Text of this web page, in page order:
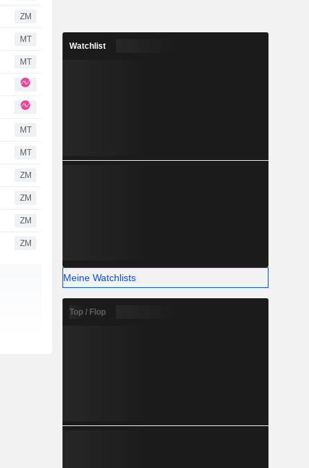
ZM
MT
MT
MT
MT
ZM
ZM
ZM
ZM
Watchlist
Meine Watchlists
Top / Flop